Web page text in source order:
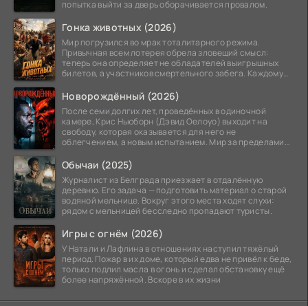
попытка выйти за дверь оборачивается провалом.
Гонка животных (2026)
Мир погрузился во мрак тоталитарного режима.
Привычная всем лотерея обрела зловещий смысл:
теперь она определяет не обладателей выигрышных
билетов, а участников смертельного забега. Каждому
Новорождённый (2026)
После семи долгих лет, проведённых в одиночной
камере, Крис Ньюборн (Дэвид Оелоуо) выходит на
свободу, которая оказывается для него не
облегчением, а новым испытанием. Мир за пределами
Обычаи (2025)
Журналист из Белграда приезжает в отдалённую
деревню. Его задача — подготовить материал о старой
водяной мельнице. Вокруг этого места ходят слухи:
рядом с мельницей бесследно пропадают туристы.
Игры с огнём (2026)
У Натали и Лафлина в отношениях наступил тяжёлый
период. Пожар в их доме, который едва не привёл к беде,
только подлил масла в огонь и сделал обстановку ещё
более напряжённой. Вскоре в их жизни